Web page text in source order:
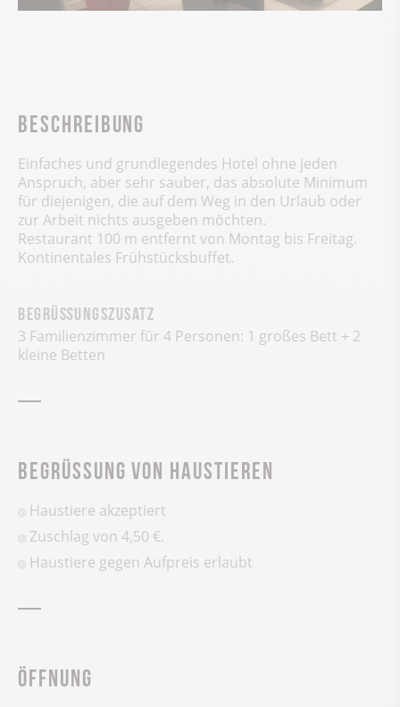
Beschreibung
Einfaches und grundlegendes Hotel ohne jeden
Anspruch, aber sehr sauber, das absolute Minimum
für diejenigen, die auf dem Weg in den Urlaub oder
zur Arbeit nichts ausgeben möchten.
Restaurant 100 m entfernt von Montag bis Freitag.
Kontinentales Frühstücksbuffet.
Begrüßungszusatz
3 Familienzimmer für 4 Personen: 1 großes Bett + 2
kleine Betten
Begrüssung von Haustieren
Haustiere akzeptiert
Zuschlag von 4,50 €.
Haustiere gegen Aufpreis erlaubt
Öffnung